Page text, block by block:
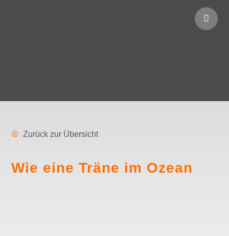
Zurück zur Übersicht
Wie eine Träne im Ozean